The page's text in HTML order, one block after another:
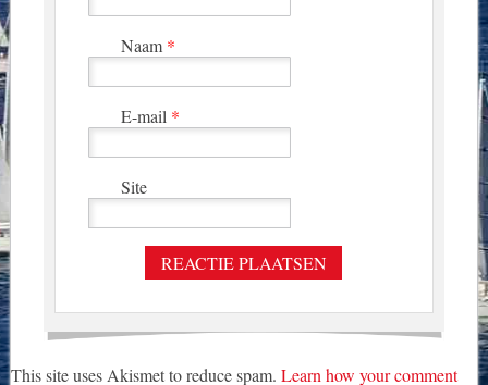
Naam *
E-mail *
Site
This site uses Akismet to reduce spam. Learn how your comment